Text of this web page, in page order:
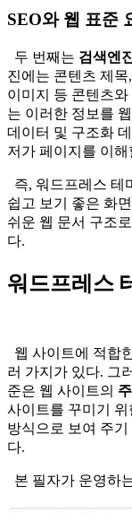
SEO와 웹 표준
두 번째는 검색엔
진에는 콘텐츠 제
이미지 등 콘텐츠
는 이러한 정보를
데이터 및 구조화
저가 페이지를 이
즉, 워드프레스 테
쉽고 보기 좋은 화
쉬운 웹 문서 구조
다.
워드프레스
웹 사이트에 적합
러 가지가 있다. 그
준은 웹 사이트의
사이트를 꾸미기
방식으로 보여 주기
다.
본 필자가 운영하